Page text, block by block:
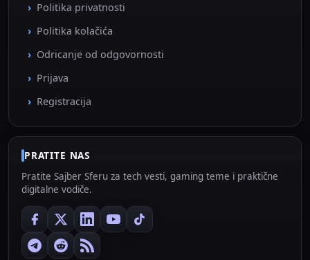
Politika privatnosti
Politika kolačića
Odricanje od odgovornosti
Prijava
Registracija
PRATITE NAS
Pratite Sajber Sferu za tech vesti, gaming teme i praktične
digitalne vodiče.